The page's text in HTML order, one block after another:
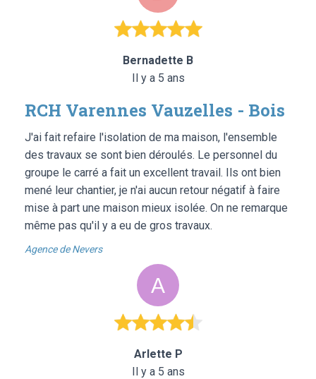
Bernadette B
Il y a 5 ans
RCH Varennes Vauzelles - Bois
J'ai fait refaire l'isolation de ma maison, l'ensemble
des travaux se sont bien déroulés. Le personnel du
groupe le carré a fait un excellent travail. Ils ont bien
mené leur chantier, je n'ai aucun retour négatif à faire
mise à part une maison mieux isolée. On ne remarque
même pas qu'il y a eu de gros travaux.
Agence de Nevers
Arlette P
Il y a 5 ans